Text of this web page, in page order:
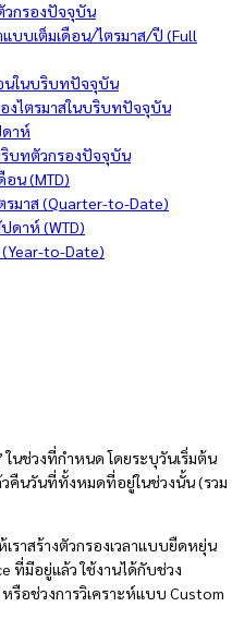
วกรองปัจจุบัน
าแบบเต็มเดือน/ไตรมาส/ปี (Full
อนในบริบทปัจจุบัน
ของไตรมาสในบริบทปัจจุบัน
ดาห์
บริบทตัวกรองปัจจุบัน
อน (MTD)
รมาส (Quarter-to-Date)
ดาห์ (WTD)
(Year-to-Date)
’ ในช่วงที่กำหนด โดยระบุวันเริ่มต้น
คืนวันที่ทั้งหมดที่อยู่ในช่วงนั้น (รวม
เราสร้างตัวกรองเวลาแบบยืดหยุ่น
ที่มีอยู่แล้ว ใช้งานได้กับช่วง
รือช่วงการวิเคราะห์แบบ Custom